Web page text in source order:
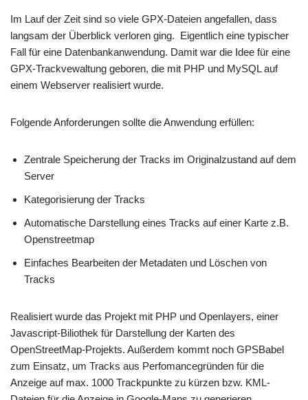
Im Lauf der Zeit sind so viele GPX-Dateien angefallen, dass
langsam der Überblick verloren ging. Eigentlich eine typischer
Fall für eine Datenbankanwendung. Damit war die Idee für eine
GPX-Trackvewaltung geboren, die mit PHP und MySQL auf
einem Webserver realisiert wurde.
Folgende Anforderungen sollte die Anwendung erfüllen:
Zentrale Speicherung der Tracks im Originalzustand auf dem
Server
Kategorisierung der Tracks
Automatische Darstellung eines Tracks auf einer Karte z.B.
Openstreetmap
Einfaches Bearbeiten der Metadaten und Löschen von
Tracks
Realisiert wurde das Projekt mit PHP und Openlayers, einer
Javascript-Biliothek für Darstellung der Karten des
OpenStreetMap-Projekts. Außerdem kommt noch GPSBabel
zum Einsatz, um Tracks aus Perfomancegründen für die
Anzeige auf max. 1000 Trackpunkte zu kürzen bzw. KML-